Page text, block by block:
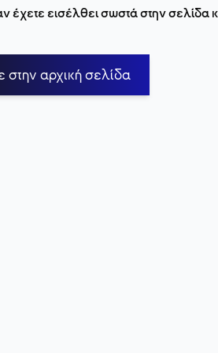
έχετε εισέλθει σωστά στην σελίδα
στην αρχική σελίδα